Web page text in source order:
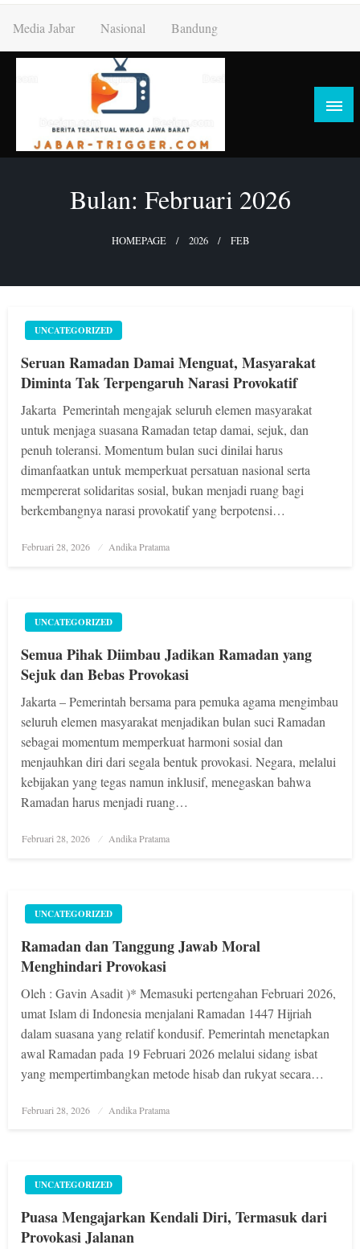
content
Media Jabar Nasional Bandung
Bulan: Februari 2026
HOMEPAGE 2026 FEB
UNCATEGORIZED
Seruan Ramadan Damai Menguat, Masyarakat
Diminta Tak Terpengaruh Narasi Provokatif
Jakarta  Pemerintah mengajak seluruh elemen masyarakat
untuk menjaga suasana Ramadan tetap damai, sejuk, dan
penuh toleransi. Momentum bulan suci dinilai harus
dimanfaatkan untuk memperkuat persatuan nasional serta
mempererat solidaritas sosial, bukan menjadi ruang bagi
berkembangnya narasi provokatif yang berpotensi…
Posted
Februari 28, 2026 Andika Pratama
UNCATEGORIZED
Semua Pihak Diimbau Jadikan Ramadan yang
Sejuk dan Bebas Provokasi
Jakarta – Pemerintah bersama para pemuka agama mengimbau
seluruh elemen masyarakat menjadikan bulan suci Ramadan
sebagai momentum memperkuat harmoni sosial dan
menjauhkan diri dari segala bentuk provokasi. Negara, melalui
kebijakan yang tegas namun inklusif, menegaskan bahwa
Ramadan harus menjadi ruang…
Posted
Februari 28, 2026 Andika Pratama
UNCATEGORIZED
Ramadan dan Tanggung Jawab Moral
Menghindari Provokasi
Oleh : Gavin Asadit )* Memasuki pertengahan Februari 2026,
umat Islam di Indonesia menjalani Ramadan 1447 Hijriah
dalam suasana yang relatif kondusif. Pemerintah menetapkan
awal Ramadan pada 19 Februari 2026 melalui sidang isbat
yang mempertimbangkan metode hisab dan rukyat secara…
Posted
Februari 28, 2026 Andika Pratama
UNCATEGORIZED
Puasa Mengajarkan Kendali Diri, Termasuk dari
Provokasi Jalanan